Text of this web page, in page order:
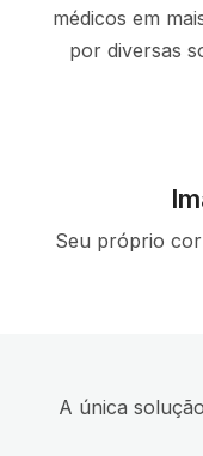
médicos em
por diversas
Seu próprio
A única